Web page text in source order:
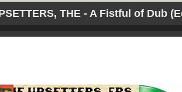
THE - A Fistful of Dub